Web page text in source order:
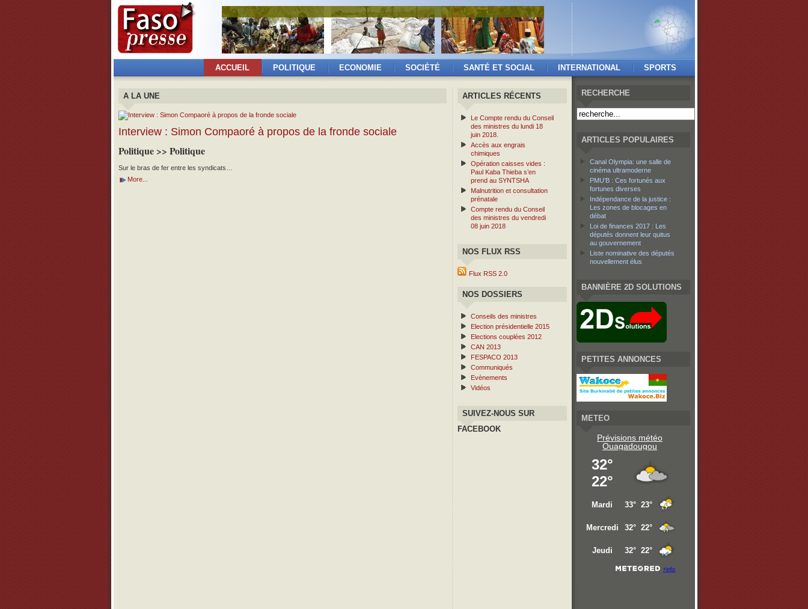
ACCUEIL POLITIQUE ECONOMIE SOCIÉTÉ SANTÉ ET SOCIAL INTERNATIONAL SPORTS
A LA UNE
Interview : Simon Compaoré à propos de la fronde sociale
Politique >> Politique
Sur le bras de fer entre les syndicats…
More...
ARTICLES RÉCENTS
Le Compte rendu du Conseil
des ministres du lundi 18
juin 2018.
Accès aux engrais
chimiques
Opération caisses vides :
Paul Kaba Thieba s’en
prend au SYNTSHA
Malnutrition et consultation
prénatale
Compte rendu du Conseil
des ministres du vendredi
08 juin 2018
NOS FLUX RSS
Flux RSS 2.0
NOS DOSSIERS
Conseils des ministres
Election présidentielle 2015
Elections couplées 2012
CAN 2013
FESPACO 2013
Communiqués
Evènements
Vidéos
SUIVEZ-NOUS SUR
FACEBOOK
RECHERCHE
ARTICLES POPULAIRES
Canal Olympia: une salle de
cinéma ultramoderne
PMU’B : Ces fortunés aux
fortunes diverses
Indépendance de la justice :
Les zones de blocages en
débat
Loi de finances 2017 : Les
députés donnent leur quitus
au gouvernement
Liste nominative des députés
nouvellement élus
BANNIÈRE 2D SOLUTIONS
PETITES ANNONCES
METEO
Prévisions météo
Ouagadougou